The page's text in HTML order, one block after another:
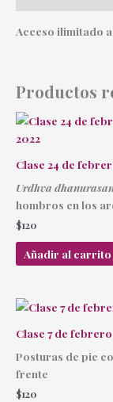
Acceso ilimitado
Productos
Clase 24 de
Urdhva
hombros en los
$120
Añadir al carrito
Clase 7 de
Posturas de pie
frente
$120